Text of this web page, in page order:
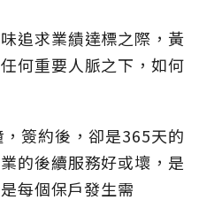
追求業績達標之際，黃
何重要人脈之下，如何
，簽約後，卻是365天的
的後續服務好或壞，是
每個保戶發生需